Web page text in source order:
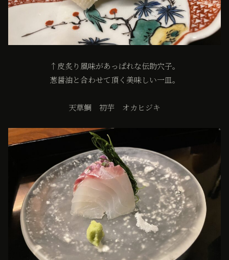
↑皮炙り風味があっぱれな伝助穴子。
葱醤油と合わせて頂く美味しい一皿。
天草鯛 初芋 オカヒジキ